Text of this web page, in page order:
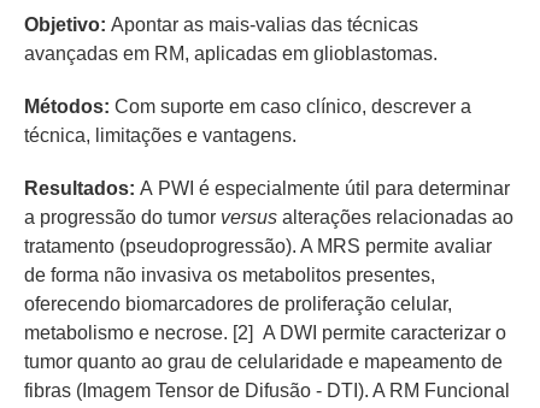
Objetivo: Apontar as mais-valias das técnicas
avançadas em RM, aplicadas em glioblastomas.
Métodos: Com suporte em caso clínico, descrever a
técnica, limitações e vantagens.
Resultados: A PWI é especialmente útil para determinar
a progressão do tumor versusalterações relacionadas ao
tratamento (pseudoprogressão). A MRS permite avaliar
de forma não invasiva os metabolitos presentes,
oferecendo biomarcadores de proliferação celular,
metabolismo e necrose. [2] A DWI permite caracterizar o
tumor quanto ao grau de celularidade e mapeamento de
fibras (Imagem Tensor de Difusão - DTI). A RM Funcional